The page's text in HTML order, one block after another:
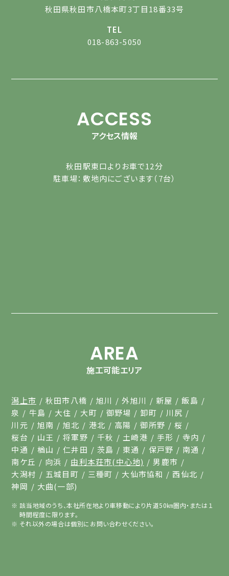
秋田県秋田市八橋本町3丁目18番33号
TEL
018-863-5050
ACCESS
アクセス情報
秋田駅東口よりお車で12分
駐車場：敷地内にございます（7台）
AREA
施工可能エリア
潟上市 秋田市八橋 旭川 外旭川 新屋
飯島
泉
牛島 大住 大町 御野場 卸町
川尻
川元
旭南 旭北 港北 高陽 御所野
桜
桜台
山王 将軍野 千秋 土崎港 手形
寺内
中通
楢山 仁井田 茨島 東通 保戸野
南通
南ケ丘
向浜 由利本荘市(中心地)
男鹿市
大潟村
五城目町 三種町 大仙市協和
西仙北
神岡
大曲(一部)
該当地域のうち、本社所在地より車移動により片道50㎞圏内・または１
時間程度に限ります。
それ以外の場合は個別にお問い合わせください。